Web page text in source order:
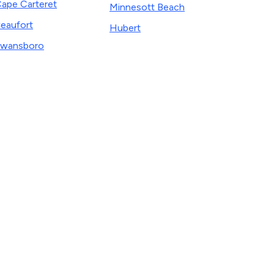
Carteret
Minnesott Beach
Hubert